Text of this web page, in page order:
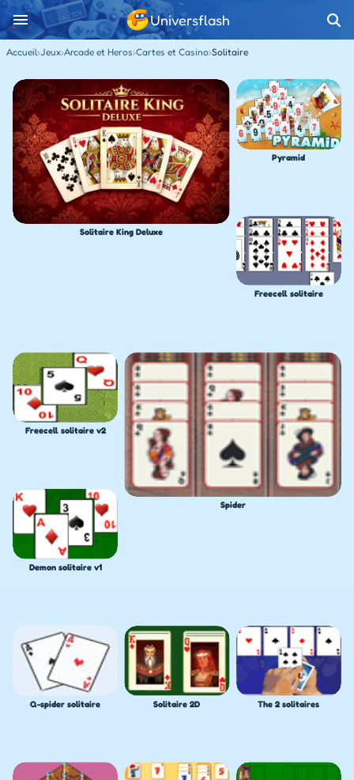
Universflash
Accueil›Jeux›Arcade et Heros›Cartes et Casino›Solitaire
Solitaire King Deluxe
Pyramid
Freecell solitaire
Freecell solitaire v2
Demon solitaire v1
Spider
Q-spider solitaire Solitaire 2D The 2 solitaires